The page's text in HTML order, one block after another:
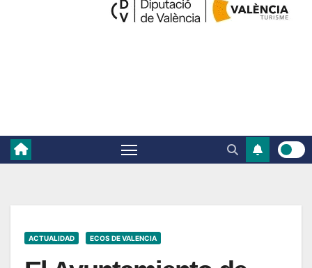
ACTUALIDAD ECOS DE VALENCIA